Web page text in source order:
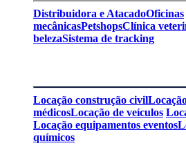
Distribuidora e AtacadoOficinas
mecânicasPetshopsClínica
belezaSistema de tracking
Locação construção civil
médicosLocação de veículos
Locação equipamentos eventos
químicos